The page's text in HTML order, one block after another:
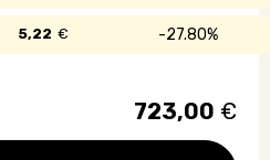
27.80%
5,22 €
723,00 €